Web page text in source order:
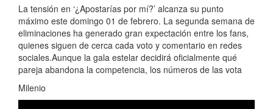
La tensión en ‘¿Apostarías por mí?’ alcanza su punto
máximo este domingo 01 de febrero. La segunda semana de
eliminaciones ha generado gran expectación entre los fans,
quienes siguen de cerca cada voto y comentario en redes
sociales.Aunque la gala estelar decidirá oficialmente qué
pareja abandona la competencia, los números de las vota
Milenio